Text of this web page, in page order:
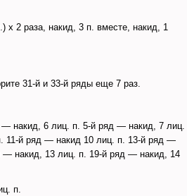
х 2 раза, накид, 3 п. вместе, накид, 1
31-й и 33-й ряды еще 7 раз.
накид, 6 лиц. п. 5-й ряд — накид, 7 лиц.
11-й ряд — накид 10 лиц. п. 13-й ряд —
накид, 13 лиц. п. 19-й ряд — накид, 14
п.